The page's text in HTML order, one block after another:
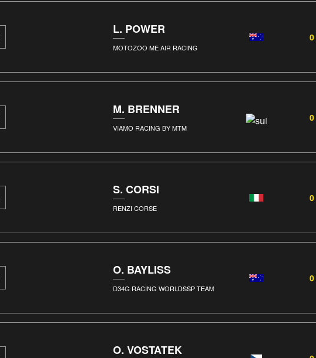
L. POWER
MOTOZOO ME AIR RACING
0
M. BRENNER
VIAMO RACING BY MTM
0
S. CORSI
RENZI CORSE
0
O. BAYLISS
D34G RACING WORLDSSP TEAM
0
O. VOSTATEK